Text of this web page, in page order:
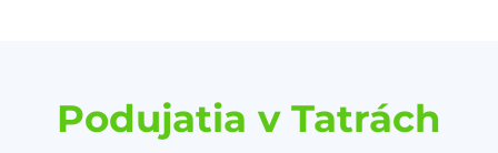
Podujatia v Tatrách